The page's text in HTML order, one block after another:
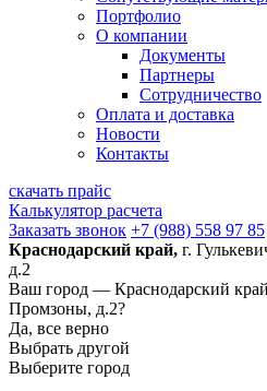
Портфолио
О компании
Документы
Партнеры
Сотрудничество
Оплата и доставка
Новости
Контакты
скачать прайс
Калькулятор расчета
Заказать звонок +7 (988) 558 97 85
Краснодарский край, г.
д.2
Ваш город — Краснодарский
Промзоны, д.2?
Да, все верно
Выбрать другой
Выберите город